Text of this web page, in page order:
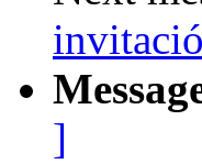
]